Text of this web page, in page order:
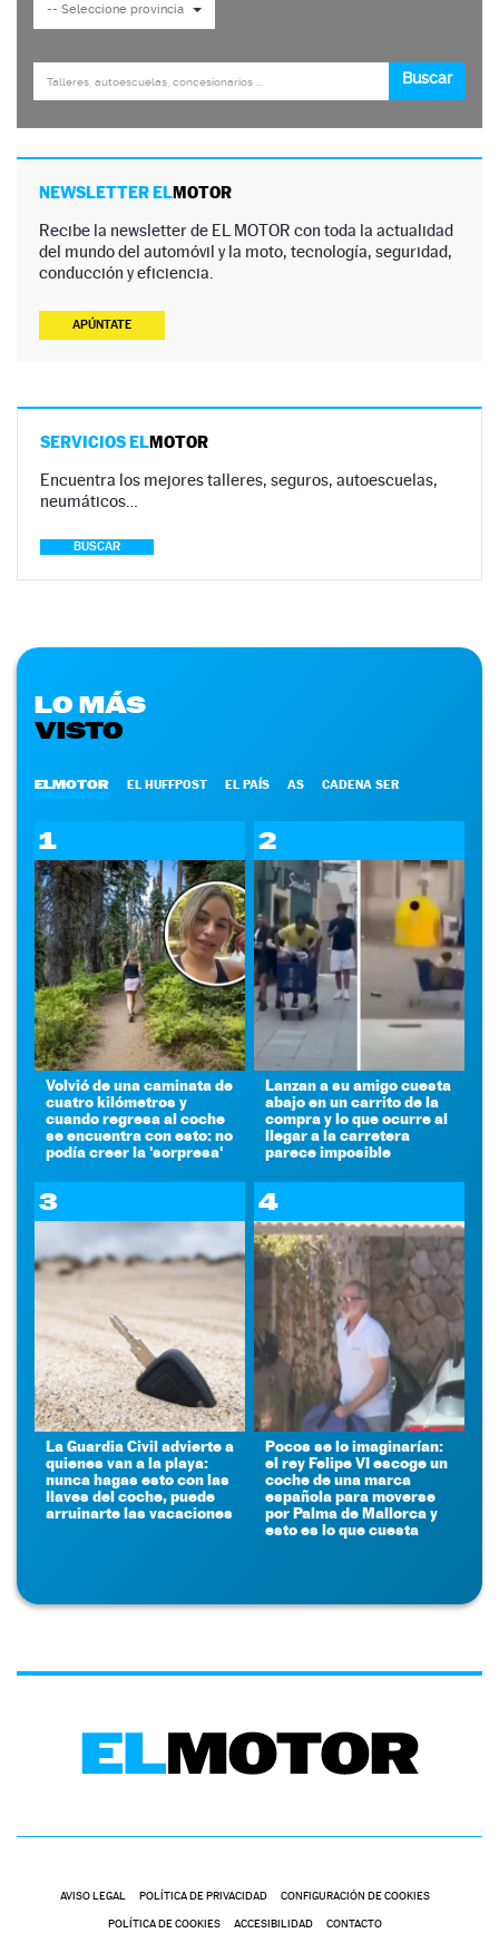
NEWSLETTER ELMOTOR
Recibe la newsletter de EL MOTOR con toda la actualidad
del mundo del automóvil y la moto, tecnología, seguridad,
conducción y eficiencia.
APÚNTATE
SERVICIOS ELMOTOR
Encuentra los mejores talleres, seguros, autoescuelas,
neumáticos…
BUSCAR
LO MÁS
VISTO
ELMOTOR EL HUFFPOST EL PAÍS AS CADENA SER
1
Volvió de una caminata de
cuatro kilómetros y
cuando regresa al coche
se encuentra con esto: no
podía creer la 'sorpresa'
2
Lanzan a su amigo cuesta
abajo en un carrito de la
compra y lo que ocurre al
llegar a la carretera
parece imposible
3
La Guardia Civil advierte a
quienes van a la playa:
nunca hagas esto con las
llaves del coche, puede
arruinarte las vacaciones
4
Pocos se lo imaginarían:
el rey Felipe VI escoge un
coche de una marca
española para moverse
por Palma de Mallorca y
esto es lo que cuesta
AVISO LEGAL POLÍTICA DE PRIVACIDAD CONFIGURACIÓN DE COOKIES
POLÍTICA DE COOKIES ACCESIBILIDAD CONTACTO